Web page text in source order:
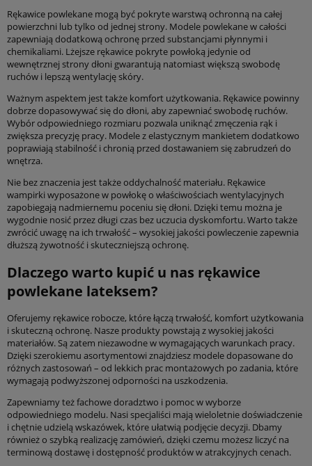
Rękawice powlekane mogą być pokryte warstwą ochronną na całej
powierzchni lub tylko od jednej strony. Modele powlekane w całości
zapewniają dodatkową ochronę przed substancjami płynnymi i
chemikaliami. Lżejsze rękawice pokryte powłoką jedynie od
wewnętrznej strony dłoni gwarantują natomiast większą swobodę
ruchów i lepszą wentylację skóry.
Ważnym aspektem jest także komfort użytkowania. Rękawice powinny
dobrze dopasowywać się do dłoni, aby zapewniać swobodę ruchów.
Wybór odpowiedniego rozmiaru pozwala uniknąć zmęczenia rąk i
zwiększa precyzję pracy. Modele z elastycznym mankietem dodatkowo
poprawiają stabilność i chronią przed dostawaniem się zabrudzeń do
wnętrza.
Nie bez znaczenia jest także oddychalność materiału. Rękawice
wampirki wyposażone w powłokę o właściwościach wentylacyjnych
zapobiegają nadmiernemu poceniu się dłoni. Dzięki temu można je
wygodnie nosić przez długi czas bez uczucia dyskomfortu. Warto także
zwrócić uwagę na ich trwałość – wysokiej jakości powleczenie zapewnia
dłuższą żywotność i skuteczniejszą ochronę.
Dlaczego warto kupić u nas rękawice
powlekane lateksem?
Oferujemy rękawice robocze, które łączą trwałość, komfort użytkowania
i skuteczną ochronę. Nasze produkty powstają z wysokiej jakości
materiałów. Są zatem niezawodne w wymagających warunkach pracy.
Dzięki szerokiemu asortymentowi znajdziesz modele dopasowane do
różnych zastosowań – od lekkich prac montażowych po zadania, które
wymagają podwyższonej odporności na uszkodzenia.
Zapewniamy też fachowe doradztwo i pomoc w wyborze
odpowiedniego modelu. Nasi specjaliści mają wieloletnie doświadczenie
i chętnie udzielą wskazówek, które ułatwią podjęcie decyzji. Dbamy
również o szybką realizację zamówień, dzięki czemu możesz liczyć na
terminową dostawę i dostępność produktów w atrakcyjnych cenach.